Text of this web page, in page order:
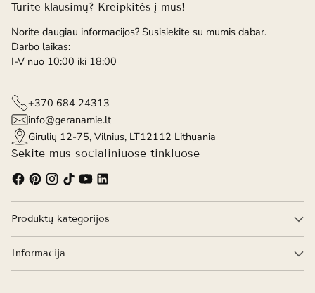
Turite klausimų? Kreipkitės į mus!
Norite daugiau informacijos? Susisiekite su mumis dabar.
Darbo laikas:
I-V nuo 10:00 iki 18:00
+370 684 24313
info@geranamie.lt
Girulių 12-75, Vilnius, LT12112 Lithuania
Sekite mus socialiniuose tinkluose
Produktų kategorijos
Informacija